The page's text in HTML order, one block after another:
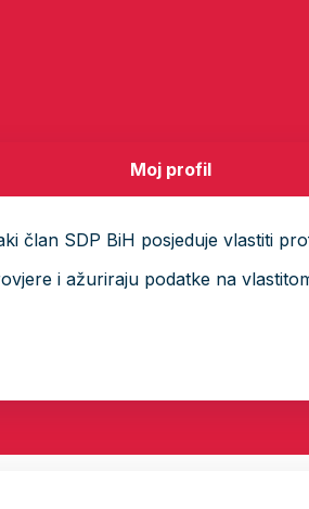
Moj profil
član SDP BiH posjeduje vlastiti
i ažuriraju podatke na